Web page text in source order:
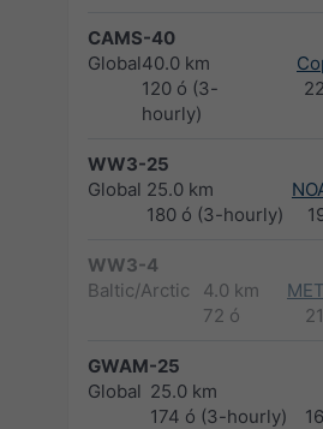
CAMS-40
Global40.0 km
120 ó (3-
hourly)
WW3-25
Global 25.0 km
180 ó (3-hourly)
WW3-4
Baltic/Arctic
4.0 km
72 ó
GWAM-25
Global 25.0 km
174 ó (3-hourly)